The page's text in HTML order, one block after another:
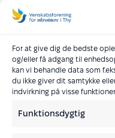
For at give dig de bedste
og/eller få adgang til
kan vi behandle data som
du ikke giver dit samtykke
indvirkning på visse
Funktionsdygtig